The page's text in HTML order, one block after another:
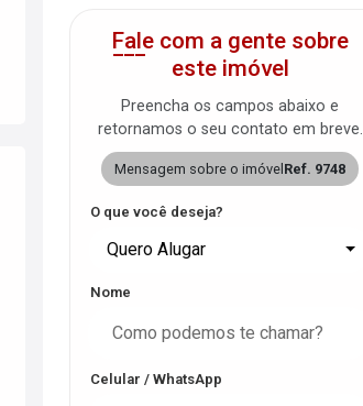
Fale com a gente sobre
este imóvel
Preencha os campos abaixo e
retornamos o seu contato em breve.
Mensagem sobre o imóvel Ref. 9748
O que você deseja?
Quero Alugar
Nome
Celular / WhatsApp